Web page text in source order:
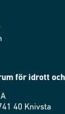
för idrott
40 Knivsta